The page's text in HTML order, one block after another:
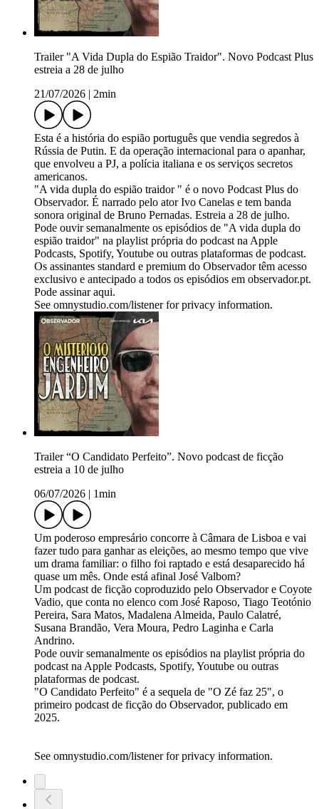
Trailer "A Vida Dupla do Espião Traidor". Novo Podcast Plus
estreia a 28 de julho
21/07/2026
2min
Esta é a história do espião português que vendia segredos à
Rússia de Putin. E da operação internacional para o apanhar,
que envolveu a PJ, a polícia italiana e os serviços secretos
americanos.
"A vida dupla do espião traidor " é o novo Podcast Plus do
Observador. É narrado pelo ator Ivo Canelas e tem banda
sonora original de Bruno Pernadas. Estreia a 28 de julho.
Pode ouvir semanalmente os episódios de "A vida dupla do
espião traidor" na playlist própria do podcast na Apple
Podcasts, Spotify, Youtube ou outras plataformas de podcast.
Os assinantes standard e premium do Observador têm acesso
exclusivo e antecipado a todos os episódios em observador.pt.
Pode assinar aqui.
See omnystudio.com/listener for privacy information.
Trailer “O Candidato Perfeito”. Novo podcast de ficção
estreia a 10 de julho
06/07/2026
1min
Um poderoso empresário concorre à Câmara de Lisboa e vai
fazer tudo para ganhar as eleições, ao mesmo tempo que vive
um drama familiar: o filho foi raptado e está desaparecido há
quase um mês. Onde está afinal José Valbom?
Um podcast de ficção coproduzido pelo Observador e Coyote
Vadio, que conta no elenco com José Raposo, Tiago Teotónio
Pereira, Sara Matos, Madalena Almeida, Paulo Calatré,
Susana Brandão, Vera Moura, Pedro Laginha e Carla
Andrino.
Pode ouvir semanalmente os episódios na playlist própria do
podcast na Apple Podcasts, Spotify, Youtube ou outras
plataformas de podcast.
"O Candidato Perfeito" é a sequela de "O Zé faz 25", o
primeiro podcast de ficção do Observador, publicado em
2025.
See omnystudio.com/listener for privacy information.